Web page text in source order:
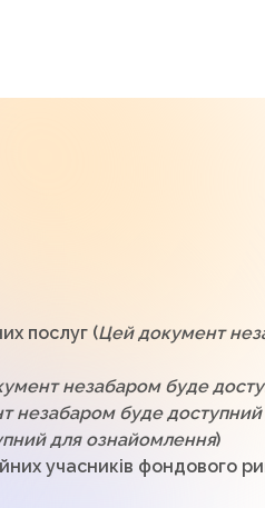
послуг (Цей документ
незабаром буде
незабаром буде
для ознайомлення)
учасників фондового